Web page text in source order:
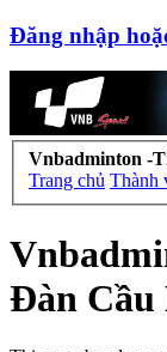
Đăng nhập
Vnbadminton -
Trang chủ Thành
Đàn Cầu